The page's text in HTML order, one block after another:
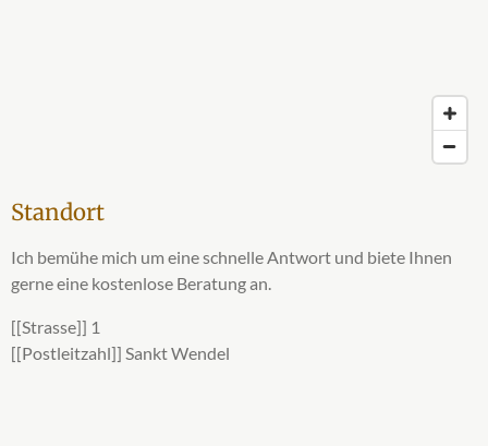
Standort
Ich bemühe mich um eine schnelle Antwort und biete Ihnen
gerne eine kostenlose Beratung an.
[[Strasse]] 1
[[Postleitzahl]] Sankt Wendel